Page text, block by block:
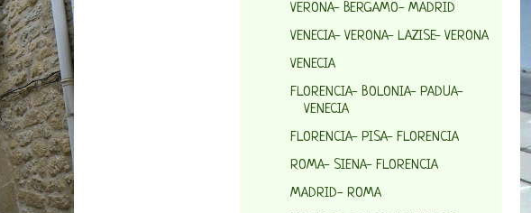
VERONA- BERGAMO- MADRID
VENECIA- VERONA- LAZISE- VERONA
VENECIA
FLORENCIA- BOLONIA- PADUA-
VENECIA
FLORENCIA- PISA- FLORENCIA
ROMA- SIENA- FLORENCIA
MADRID- ROMA